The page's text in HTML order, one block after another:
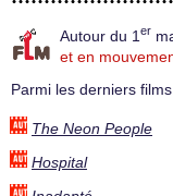
Autour du 1 er
et en
Parmi les derniers
The Neon People
Hospital